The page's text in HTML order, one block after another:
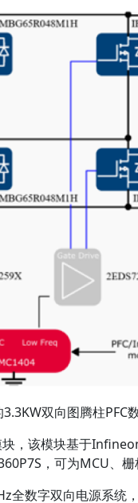
双向图腾柱PFC
，该模块基于
，可为MCU、栅
全数字双向电源系统